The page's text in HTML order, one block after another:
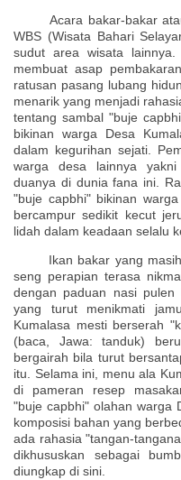
Acara bakar-bakar atau
WBS (Wisata Bahari
sudut area wisata
membuat asap
ratusan pasang lubang
menarik yang menjadi
tentang sambal "buje
bikinan warga Desa
dalam kegurihan sejati.
warga desa lainnya
duanya di dunia fana ini.
"buje capbhi" bikinan
bercampur sedikit kecut
lidah dalam keadaan selalu
Ikan bakar yang masih
seng perapian terasa
dengan paduan nasi
yang turut menikmati
Kumalasa mesti berserah
(baca, Jawa: tanduk)
bergairah bila turut
itu. Selama ini, menu ala
di pameran resep
"buje capbhi" olahan warga
komposisi bahan yang
ada rahasia "tangan-
dikhususkan sebagai
diungkap di sini.